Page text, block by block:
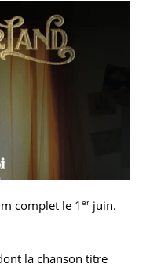
complet le 1 er juin.
la chanson titre